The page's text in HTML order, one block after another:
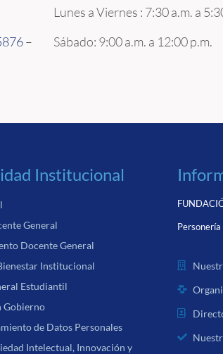
–
Lunes a Viernes : 7:30 a.m. a
Sábado: 9:00 a.m. a 12:00 p.m.
Institucional
General
Docente General
Institucional
Estudiantil
Gobierno
de Datos Personales
Intelectual, Innovación y